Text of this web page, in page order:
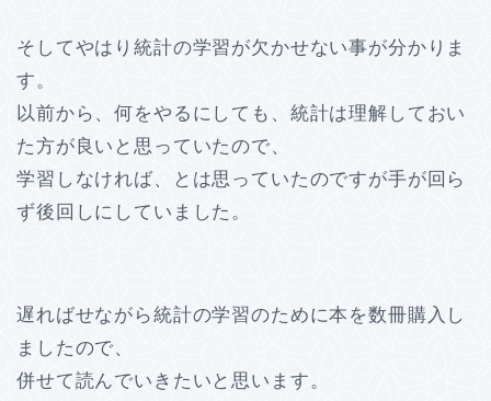
そしてやはり統計の学習が欠かせない事が分かりま
す。
以前から、何をやるにしても、統計は理解しておい
た方が良いと思っていたので、
学習しなければ、とは思っていたのですが手が回ら
ず後回しにしていました。
遅ればせながら統計の学習のために本を数冊購入し
ましたので、
併せて読んでいきたいと思います。